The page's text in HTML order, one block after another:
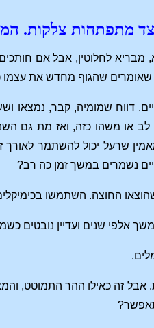
מתפתחות צלקות.
לחלוטין, אבל אם
דווח שמומיה, קבר,
משהו כזה, ואז מת גם
שרעל יכול להשתמר לאורך
נשמרים במשך זמן כה רב?
החוצה. השתמשו
אלפי שנים ועדיין נובטים
עם האבן הראשית. אבל זה כאילו